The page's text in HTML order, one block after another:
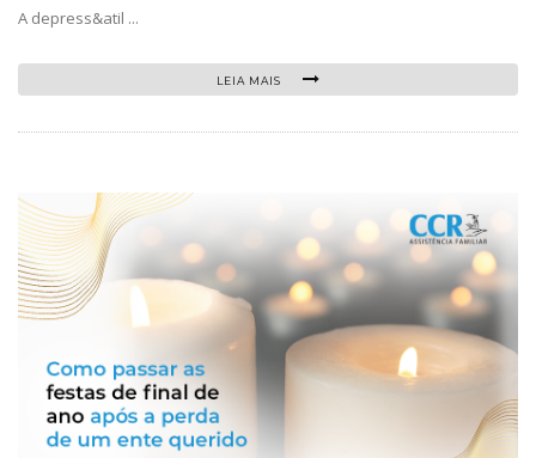
A depress&atil ...
LEIA MAIS